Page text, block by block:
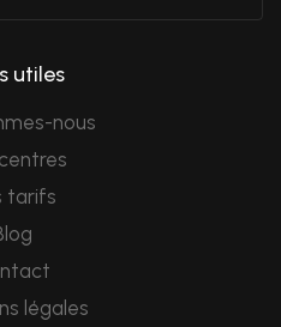
utiles
nous
tarifs
légales